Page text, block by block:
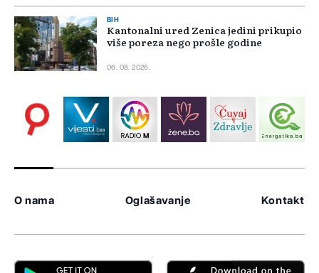
BIH
Kantonalni ured Zenica jedini prikupio
više poreza nego prošle godine
06. 08. 2026.
O nama Oglašavanje Kontakt